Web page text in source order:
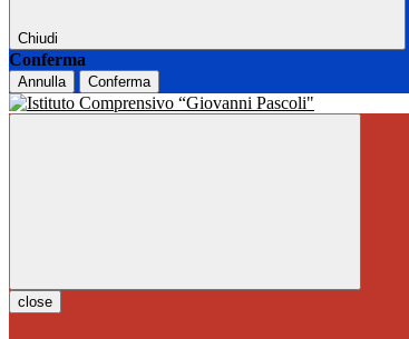
Chiudi
Conferma
Annulla Conferma
close